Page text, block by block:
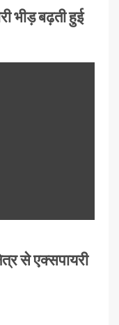
भीड़ बढ़ती हुई
से एक्सपायरी